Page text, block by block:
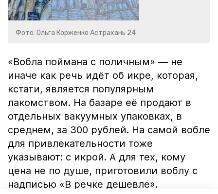
Фото: Ольга Корженко Астрахань 24
«Вобла поймана с поличным» — не
иначе как речь идёт об икре, которая,
кстати, является популярным
лакомством. На базаре её продают в
отдельных вакуумных упаковках, в
среднем, за 300 рублей. На самой вобле
для привлекательности тоже
указывают: с икрой. А для тех, кому
цена не по душе, приготовили воблу с
надписью «В речке дешевле».